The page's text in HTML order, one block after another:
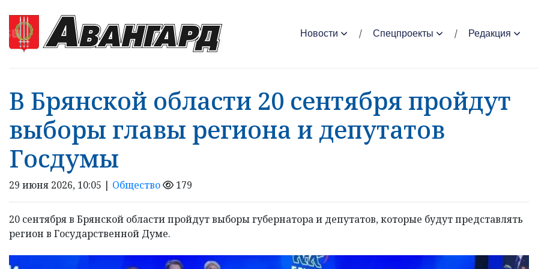
Новости Спецпроекты Редакция
В Брянской области 20 сентября пройдут
выборы главы региона и депутатов
Госдумы
29 июня 2026, 10:05 | Общество 179
20 сентября в Брянской области пройдут выборы губернатора и депутатов, которые будут представлять
регион в Государственной Думе.